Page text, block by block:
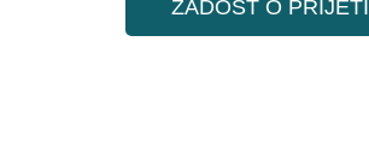
ŽÁDOST O PŘIJETÍ